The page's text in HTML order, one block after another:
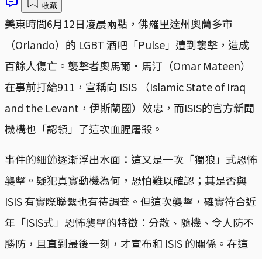
收藏
美東時間6月12日凌晨兩點，佛羅里達州奧蘭多市
（Orlando）的 LGBT 酒吧「Pulse」遭到襲擊，造成
百餘人傷亡。襲擊者奧馬爾·馬汀（Omar Mateen）
在事前打給911，宣稱向 ISIS （Islamic State of Iraq
and the Levant，伊斯蘭國）效忠，而ISIS的官方新聞
機構也「認領」了這次血腥屠殺。
事件的細節逐漸浮出水面：這又是一次「獨狼」式恐怖
襲擊。疑犯真實動機為何，恐怕難以確認；其是否與
ISIS 有實際聯繫也有待調查。但這次襲擊，確實符合近
年「ISIS式」恐怖襲擊的特徵：分散、隨機、令人防不
勝防，且直到最後一刻，才宣布和 ISIS 的關係。在這